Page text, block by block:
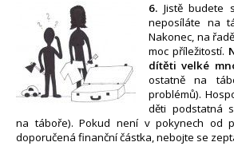
6. Jistě budete
neposíláte na
Nakonec, na
moc příležitostí.
dítěti velké
ostatně na
problémů).
děti podstatná
na táboře). Pokud není v pokynech od
doporučená finanční částka, nebojte se